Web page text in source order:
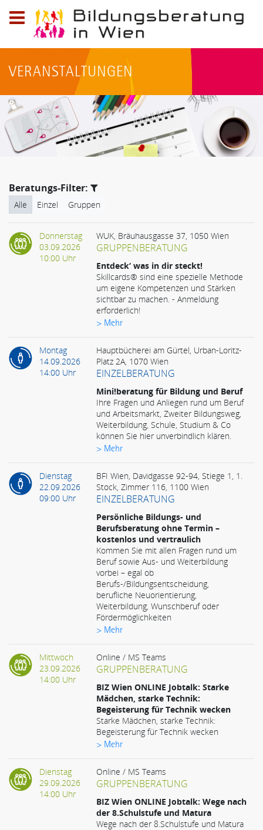
in
Telefon:
0800
79
59,
Mail:
info@bildungsberatung-
wien.at
VERANSTALTUNGEN
Beratungs-Filter:
Alle Einzel Gruppen
Donnerstag
03.09.2026
10:00 Uhr
WUK, Bräuhausgasse 37, 1050 Wien
GRUPPENBERATUNG
Entdeck‘ was in dir steckt!
Skillcards® sind eine spezielle Methode
um eigene Kompetenzen und Stärken
sichtbar zu machen. - Anmeldung
erforderlich!
> Mehr
Montag
14.09.2026
14:00 Uhr
Hauptbücherei am Gürtel, Urban-Loritz-
Platz 2A, 1070 Wien
EINZELBERATUNG
Mini!beratung für Bildung und Beruf
Ihre Fragen und Anliegen rund um Beruf
und Arbeitsmarkt, Zweiter Bildungsweg,
Weiterbildung, Schule, Studium & Co
können Sie hier unverbindlich klären.
> Mehr
Dienstag
22.09.2026
09:00 Uhr
BFI Wien, Davidgasse 92-94, Stiege 1, 1.
Stock, Zimmer 116, 1100 Wien
EINZELBERATUNG
Persönliche Bildungs- und
Berufsberatung ohne Termin –
kostenlos und vertraulich
Kommen Sie mit allen Fragen rund um
Beruf sowie Aus- und Weiterbildung
vorbei – egal ob
Berufs-/Bildungsentscheidung,
berufliche Neuorientierung,
Weiterbildung, Wunschberuf oder
Fördermöglichkeiten
> Mehr
Mittwoch
23.09.2026
14:00 Uhr
Online / MS Teams
GRUPPENBERATUNG
BIZ Wien ONLINE Jobtalk: Starke
Mädchen, starke Technik:
Begeisterung für Technik wecken
Starke Mädchen, starke Technik:
Begeisterung für Technik wecken
> Mehr
Dienstag
29.09.2026
14:00 Uhr
Online / MS Teams
GRUPPENBERATUNG
BIZ Wien ONLINE Jobtalk: Wege nach
der 8.Schulstufe und Matura
Wege nach der 8.Schulstufe und Matura